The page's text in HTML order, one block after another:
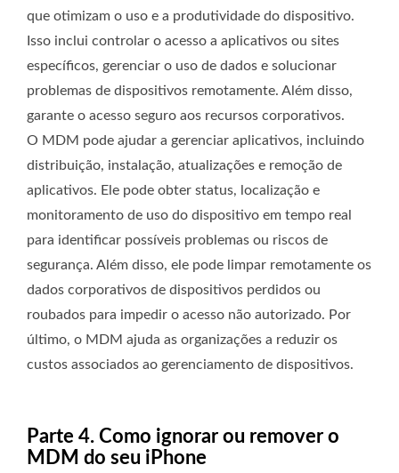
que otimizam o uso e a produtividade do dispositivo.
Isso inclui controlar o acesso a aplicativos ou sites
específicos, gerenciar o uso de dados e solucionar
problemas de dispositivos remotamente. Além disso,
garante o acesso seguro aos recursos corporativos.
O MDM pode ajudar a gerenciar aplicativos, incluindo
distribuição, instalação, atualizações e remoção de
aplicativos. Ele pode obter status, localização e
monitoramento de uso do dispositivo em tempo real
para identificar possíveis problemas ou riscos de
segurança. Além disso, ele pode limpar remotamente os
dados corporativos de dispositivos perdidos ou
roubados para impedir o acesso não autorizado. Por
último, o MDM ajuda as organizações a reduzir os
custos associados ao gerenciamento de dispositivos.
Parte 4. Como ignorar ou remover o
MDM do seu iPhone